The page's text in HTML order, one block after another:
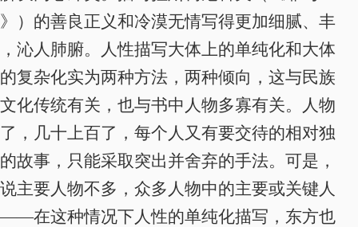
）的善良正义和冷漠无情写得更加细腻、丰
沁人肺腑。人性描写大体上的单纯化和大体
复杂化实为两种方法，两种倾向，这与民族
化传统有关，也与书中人物多寡有关。人物
，几十上百了，每个人又有要交待的相对独
故事，只能采取突出并舍弃的手法。可是，
主要人物不多，众多人物中的主要或关键人
在这种情况下人性的单纯化描写，东方也